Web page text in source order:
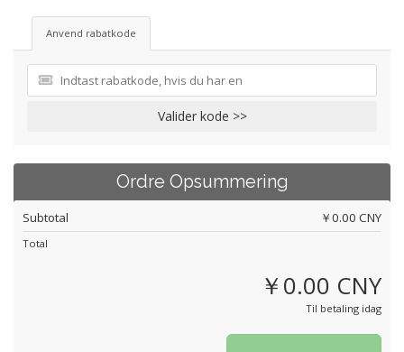
Anvend rabatkode
Valider kode >>
Ordre Opsummering
Subtotal ￥0.00 CNY
Total
￥0.00 CNY
Til betaling idag